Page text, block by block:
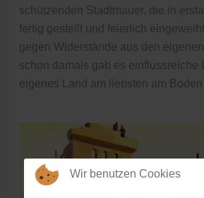
schützenden Stadtmauer, die in
fertig gestellt und feierlich
gegen Widerstände aus den
schon damals gab es einflussreiche
eigenes Land am liebsten am
Wir benutzen Cookies